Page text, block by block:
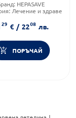
HEPASAVE
Лечение и здраве
29 € / 2208 лв.
ПОРЪЧАЙ